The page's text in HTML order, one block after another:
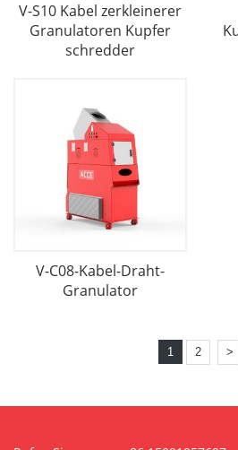
V-S10 Kabel zerkleinerer
Granulatoren Kupfer
schredder
V-C08-Kabel-Draht-
Granulator
1 2 >